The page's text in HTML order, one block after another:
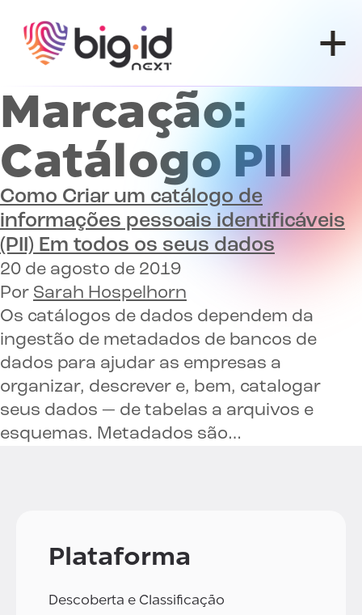
Marcação:
Catálogo PII
Como Criar um catálogo de
informações pessoais identificáveis
(PII) Em todos os seus dados
20 de agosto de 2019
Por Sarah Hospelhorn
Os catálogos de dados dependem da
ingestão de metadados de bancos de
dados para ajudar as empresas a
organizar, descrever e, bem, catalogar
seus dados — de tabelas a arquivos e
esquemas. Metadados são…
Plataforma
Descoberta e Classificação